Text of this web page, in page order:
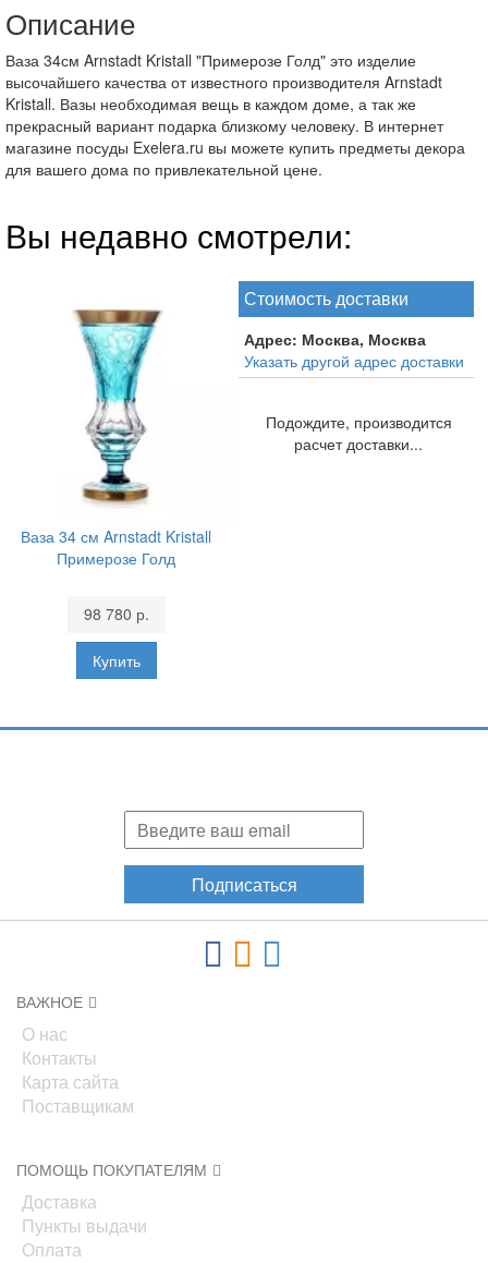
Описание
Ваза 34см Arnstadt Kristall "Примерозе Голд" это изделие
высочайшего качества от известного производителя Arnstadt
Kristall. Вазы необходимая вещь в каждом доме, а так же
прекрасный вариант подарка близкому человеку. В интернет
магазине посуды Exelera.ru вы можете купить предметы декора
для вашего дома по привлекательной цене.
Вы недавно смотрели:
Ваза 34 см Arnstadt Kristall
Примерозе Голд
98 780 р.
Стоимость доставки
Адрес: Москва, Москва
Указать другой адрес доставки
Подождите, производится
расчет доставки...
Подписаться
ВАЖНОЕ
О нас
Контакты
Карта сайта
Поставщикам
ПОМОЩЬ ПОКУПАТЕЛЯМ
Доставка
Пункты выдачи
Оплата